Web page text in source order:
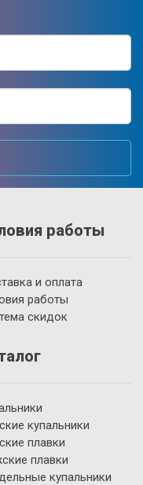
работы
и оплата
работы
скидок
купальники
плавки
плавки
купальники